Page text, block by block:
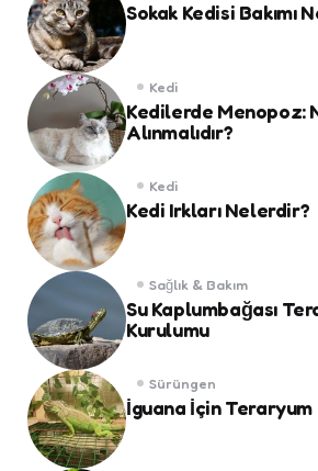
Sokak Kedisi Bakımı
Kedi
Kedilerde Menopoz:
Alınmalıdır?
Kedi
Kedi Irkları Nelerdir?
Sağlık & Bakım
Su Kaplumbağası
Kurulumu
Sürüngen
İguana İçin Teraryum